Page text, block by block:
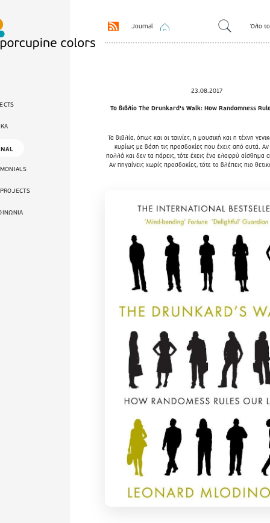
Journal Όλο
23.08.2017
Το βιβλίο The Drunkard's Walk: How Randomness
Τα βιβλία, όπως και οι ταινίες, η μουσική και η τέχνη
κυρίως με βάση τις προσδοκίες που έχεις από αυτά. Αν
πολλά και δεν τα πάρεις, τότε έχεις ένα ελαφρύ αίσθημα
Αν πηγαίνεις χωρίς προσδοκίες, τότε το βλέπεις πιο